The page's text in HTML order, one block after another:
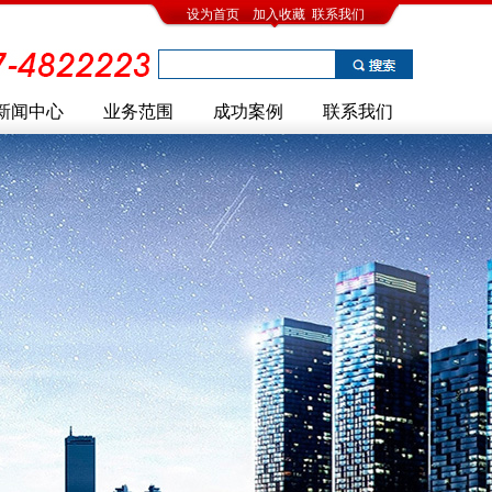
设为首页 加入收藏 联系我们
闻中心 业务范围 成功案例 联系我们